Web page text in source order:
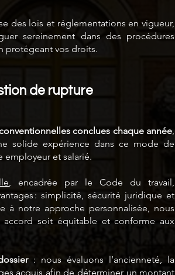
des lois et réglementations en vigueur,
sereinement dans des procédures
protégeant vos droits.
de rupture
conclues chaque année,
solide expérience dans ce mode de
employeur et salarié.
, encadrée par le Code du travail,
: simplicité, sécurité juridique et
à notre approche personnalisée, nous
soit équitable et conforme aux
: nous évaluons l’ancienneté, la
acquis afin de déterminer un montant